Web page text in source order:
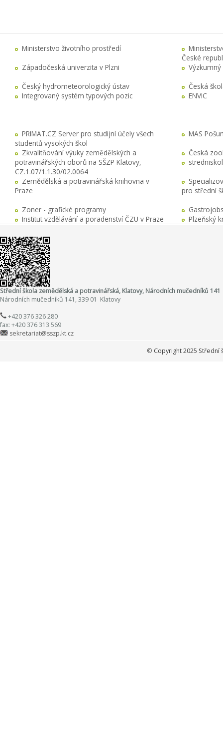
Ministerstvo životního prostředí
České
Západočeská univerzita v Plzni
Český hydrometeorologický ústav
Česká
Integrovaný systém typových pozic
ENVIC
PRIMAT.CZ Server pro studijní účely všech
studentů vysokých škol
MAS
Zkvalitňování výuky zemědělských a
potravinářských oborů na SŠZP Klatovy,
CZ.1.07/1.1.30/02.0064
Česká
Zemědělská a potravinářská knihovna v
Praze
pro střední
Zoner - grafické programy
Institut vzdělávání a poradenství ČZU v Praze
Plzeňský
Střední škola zemědělská a potravinářská, Klatovy, Národních mučedníků 141
Národních mučedníků 141, 339 01 Klatovy
+420 376 326 280
fax: +420 376 313 569
sekretariat@sszp.kt.cz
© Copyright 2025 Střední